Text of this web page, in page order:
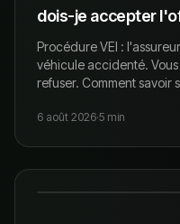
dois-je accepter
Procédure VEI :
véhicule accidenté.
refuser. Comment savoir
6 août 2026·5 min